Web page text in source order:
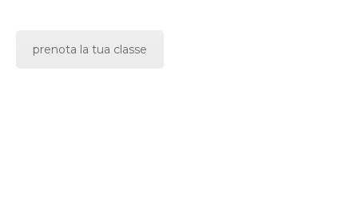
prenota la tua classe